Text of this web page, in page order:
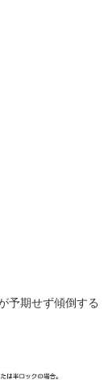
予期せず傾倒する